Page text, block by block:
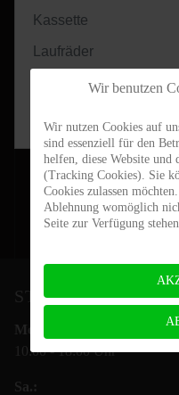
Kassette
Laufräder
STEIN-BIKES
Mo.- Fr.:
10:00 - 18:00 Uhr
Sa.:
Wir benutzen
Wir nutzen Cookies auf
sind essenziell für den
helfen, diese Website und
(Tracking Cookies). Sie
Cookies zulassen
Ablehnung womöglich
Seite zur Verfügung